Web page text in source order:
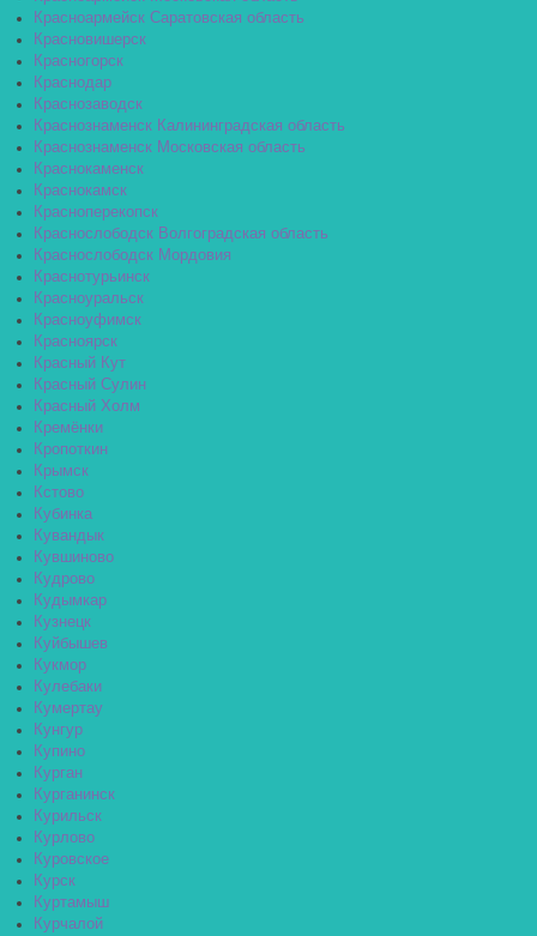
Красноармейск Саратовская область
Красновишерск
Красногорск
Краснодар
Краснозаводск
Краснознаменск Калининградская область
Краснознаменск Московская область
Краснокаменск
Краснокамск
Красноперекопск
Краснослободск Волгоградская область
Краснослободск Мордовия
Краснотурьинск
Красноуральск
Красноуфимск
Красноярск
Красный Кут
Красный Сулин
Красный Холм
Кремёнки
Кропоткин
Крымск
Кстово
Кубинка
Кувандык
Кувшиново
Кудрово
Кудымкар
Кузнецк
Куйбышев
Кукмор
Кулебаки
Кумертау
Кунгур
Купино
Курган
Курганинск
Курильск
Курлово
Куровское
Курск
Куртамыш
Курчалой